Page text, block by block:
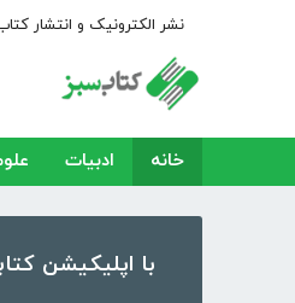
نشر الکترونیک و انتشار
خانه ادبیات
با اپلیکیشن کتابراه، بیش از ۵۰،۰۰۰ کتاب، کتاب صوتی و